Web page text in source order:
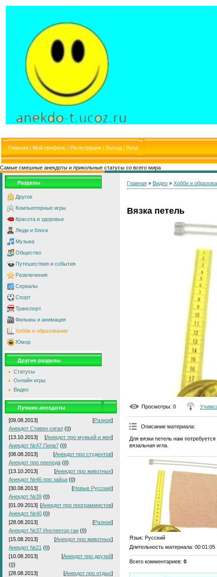
Главная | Мой профиль | Регистрация | Выход | Вход
Самые смешные анекдоты и прикольные статусы со всего мира
Разделы
Другое
Компьютерные игры
Красота и здоровье
Люди и блоги
Музыка
Общество
Путешествия и события
Развлечения
Сериалы
Спорт
Транспорт
Фильмы и анимация
Хобби и образование
Юмор
Другие разделы
Статусы
Онлайн игры
Видео
Лучшие анекдоты
[09.08.2013] [Разное]
Анекдот Стивен сигал (0)
[13.10.2013]
[Анекдот про мужьей и жен]
Анекдот №47 Пила? (0)
[08.08.2013]
[Анекдот про студентов]
Анекдот про препода (0)
[13.10.2013]
[Анекдот про животных]
Анекдот №46 про зайца (0)
[30.08.2013]
[Новые Русские]
Анекдот №39 (0)
[01.09.2013] [Анекдот про программистов]
Анекдот №40 (0)
[28.08.2013]
[Разное]
Анекдот №37 Инспектор гаи (0)
[15.08.2013]
[Анекдот про животных]
Анекдот №21 (0)
[10.08.2013]
[Анекдот про друзей]
(0)
[28.08.2013]
[Анекдот про отдых]
Главная » Видео » Хобби и
Вязка петель
Просмотры: 0
Описание материала:
Для вязки петель нам
вязальная игла.
Язык: Русский
Длительность материала: 00:01:05
Всего комментариев: 0